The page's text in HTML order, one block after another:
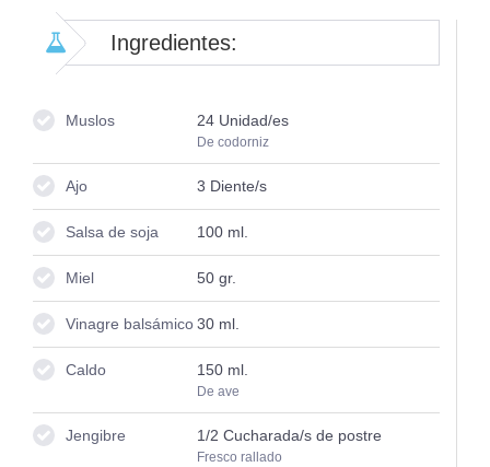
Ingredientes:
Muslos 24Unidad/es
De codorniz
Ajo 3 Diente/s
Salsa de soja 100ml.
Miel 50gr.
Vinagre balsámico30ml.
Caldo 150ml.
De ave
Jengibre 1/2 Cucharada/s de postre
Fresco rallado